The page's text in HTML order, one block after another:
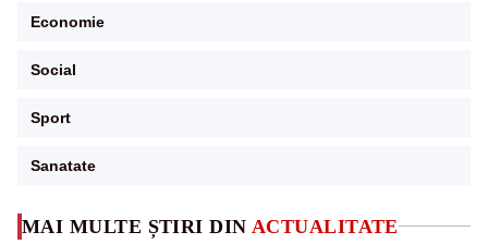
MAI MULTE ȘTIRI DIN ACTUALITATE
Economie
Social
Sport
Sanatate